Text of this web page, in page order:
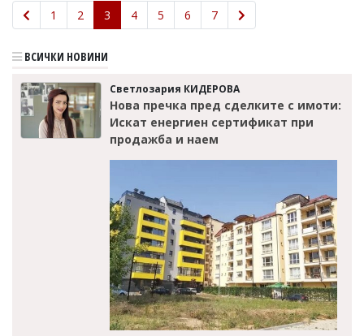
1
2 3 4 5 6 7
ВСИЧКИ НОВИНИ
Светлозария КИДЕРОВА
Нова пречка пред сделките с имоти:
Искат енергиен сертификат при
продажба и наем